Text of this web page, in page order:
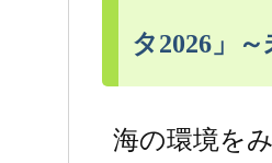
タ2026」
海の環境を